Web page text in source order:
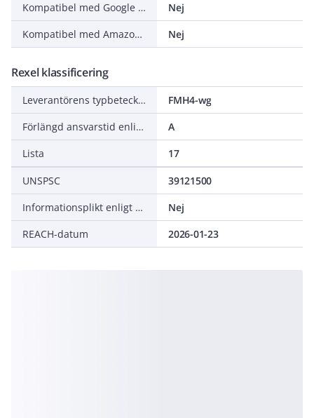
Kompatibel med Google Assistant
Nej
Kompatibel med Amazon Alexa
Nej
Rexel klassificering
Leverantörens typbeteckning
FMH4-wg
Förlängd ansvarstid enligt ALEM-09
A
Lista
17
UNSPSC
39121500
Informationsplikt enligt REACH
Nej
REACH-datum
2026-01-23